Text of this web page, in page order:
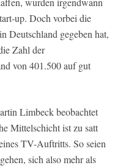
up. Doch vorbei die
Deutschland gegeben hat,
Zahl der
von 401.500 auf gut
Limbeck beobachtet
Mittelschicht ist zu satt
TV-Auftritts. So seien
sich also mehr als